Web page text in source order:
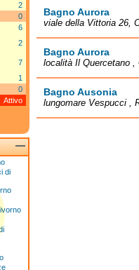
Bagno Aurora
viale della Vittoria 26,
Bagno Aurora
località Il Quercetano ,
Bagno Ausonia
lungomare Vespucci ,
2
0
6
2
7
1
0
Attivo
di